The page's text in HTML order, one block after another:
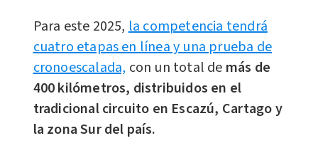
Para este 2025, la competencia tendrá
cuatro etapas en línea y una prueba de
cronoescalada, con un total de más de
400 kilómetros, distribuidos en el
tradicional circuito en Escazú, Cartago y
la zona Sur del país.